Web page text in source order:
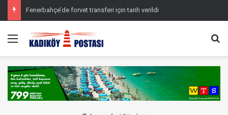
Fenerbahçe’de forvet transferi için tarih verildi
Menü